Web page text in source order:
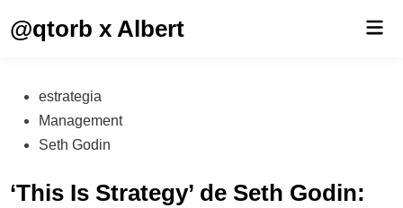
@qtorb x Albert
Publicado
en
estrategia
Management
Seth Godin
‘This Is Strategy’ de Seth Godin: